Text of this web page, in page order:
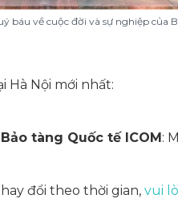
báu về cuộc đời và sự nghiệp của
Hà Nội mới nhất:
tàng Quốc tế ICOM:
đổi theo thời gian, vui